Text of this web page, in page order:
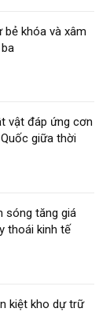
bẻ khóa và xâm
vật đáp ứng cơn
giữa thời
sóng tăng giá
thoái kinh tế
kiệt kho dự trữ